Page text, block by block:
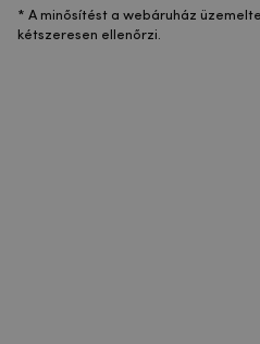
* A minősítést a webáruház
kétszeresen ellenőrzi.